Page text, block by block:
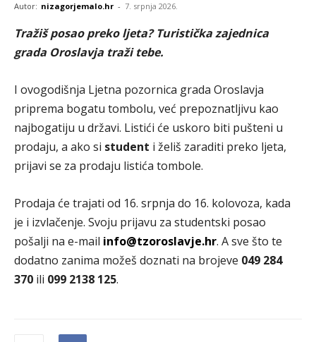
Autor: nizagorjemalo.hr - 7. srpnja 2026.
Tražiš posao preko ljeta? Turistička zajednica
grada Oroslavja traži tebe.
I ovogodišnja Ljetna pozornica grada Oroslavja
priprema bogatu tombolu, već prepoznatljivu kao
najbogatiju u državi. Listići će uskoro biti pušteni u
prodaju, a ako si student i želiš zaraditi preko ljeta,
prijavi se za prodaju listića tombole.
Prodaja će trajati od 16. srpnja do 16. kolovoza, kada
je i izvlačenje. Svoju prijavu za studentski posao
pošalji na e-mail info@tzoroslavje.hr. A sve što te
dodatno zanima možeš doznati na brojeve 049 284
370 ili 099 2138 125.